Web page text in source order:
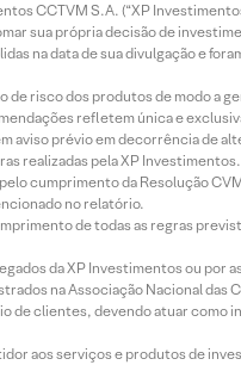
CCTVM S.A. (“XP
sua própria decisão de
na data de sua divulgação e
risco dos produtos de modo a
refletem única e
aviso prévio em decorrência de
realizadas pela XP Investimentos.
cumprimento da Resolução
no relatório.
de todas as regras
da XP Investimentos ou por
na Associação Nacional
de clientes, devendo atuar
aos serviços e produtos de